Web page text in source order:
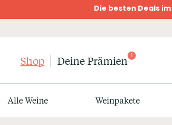
Die besten Deals
Shop Deine Prämien 1
Alle Weine Weinpakete